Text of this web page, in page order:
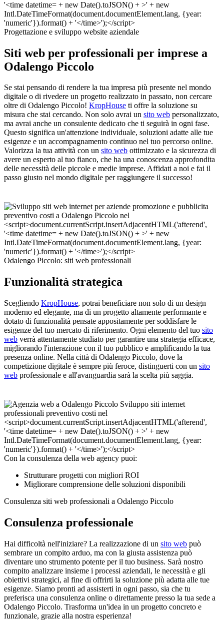
Progettazione e sviluppo website aziendale
Siti web per professionali per imprese a
Odalengo Piccolo
Se stai pensando di rendere la tua impresa più presente nel mondo
digitale o di rivedere un progetto realizzato in passato, non cercare
oltre di Odalengo Piccolo! KropHouse ti offre la soluzione su
misura che stai cercando. Non solo avrai un sito web personalizzato,
ma avrai anche un consulente dedicato che ti seguirà in ogni fase.
Questo significa un'attenzione individuale, soluzioni adatte alle tue
esigenze e un accompagnamento continuo nel tuo percorso online.
Valorizza la tua attività con un sito web ottimizzato e la sicurezza di
avere un esperto al tuo fianco, che ha una conoscenza approfondita
delle necessità delle piccole e medie imprese. Affidati a noi e fai il
passo giusto nel mondo digitale per raggiungere il successo!
Odalengo Piccolo: siti web professionali
Funzionalità strategica
Scegliendo KropHouse, potrai beneficiare non solo di un design
moderno ed elegante, ma di un progetto altamente performante e
dotato di funzionalità pensate appositamente per soddisfare le
esigenze del tuo mercato di riferimento. Ogni elemento del tuo sito
web verrà attentamente studiato per garantire una strategia efficace,
migliorando l'interazione con il tuo pubblico e amplificando la tua
presenza online. Nella città di Odalengo Piccolo, dove la
competizione digitale è sempre più feroce, distinguerti con un sito
web professionale e all'avanguardia sarà la scelta più saggia.
Con la consulenza della web agency puoi:
Strutturare progetti con migliori ROI
Migliorare comprensione delle soluzioni disponibili
Consulenza siti web professionali a Odalengo Piccolo
Consulenza professionale
Hai difficoltà nell'iniziare? La realizzazione di un sito web può
sembrare un compito arduo, ma con la giusta assistenza può
diventare uno strumento potente per il tuo business. Sarà nostro
compito analizzare insieme i processi aziendali, le necessità e gli
obiettivi strategici, al fine di offrirti la soluzione più adatta alle tue
esigenze. Siamo pronti ad assisterti in ogni passo, sia che tu
preferisca una consulenza online o direttamente presso la tua sede a
Odalengo Piccolo. Trasforma un'idea in un progetto concreto e
funzionale, grazie alla nostra esperienza!